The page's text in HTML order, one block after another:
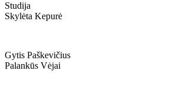
Studija
Skylėta Kepurė
Gytis Paškevičius
Palankūs Vėjai